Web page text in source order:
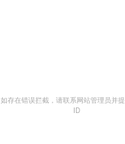
如存在错误拦截，请联系网站管理员并
ID